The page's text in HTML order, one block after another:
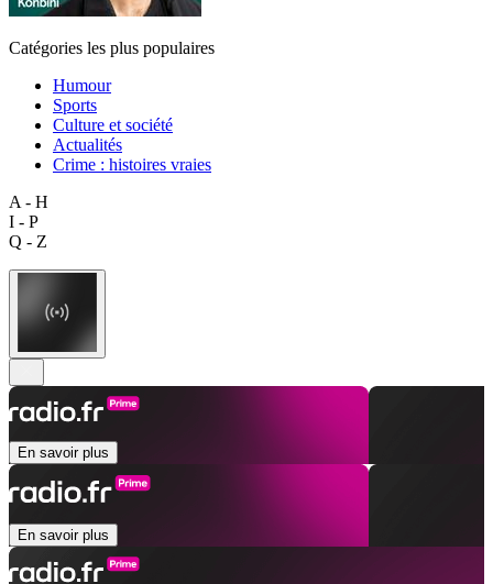
Catégories les plus populaires
Humour
Sports
Culture et société
Actualités
Crime : histoires vraies
A - H
I - P
Q - Z
En savoir plus
En savoir plus